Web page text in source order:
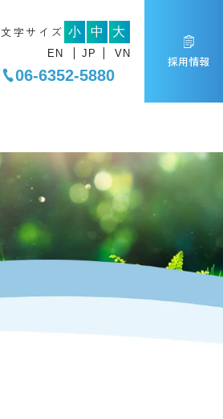
文字サイズ 小 中 大
EN JP VN
06-6352-5880
採用情報